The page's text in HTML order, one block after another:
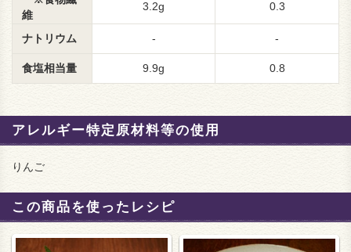
維
3.2g 0.3
ナトリウム - -
食塩相当量 9.9g 0.8
アレルギー特定原材料等の使用
りんご
この商品を使ったレシピ